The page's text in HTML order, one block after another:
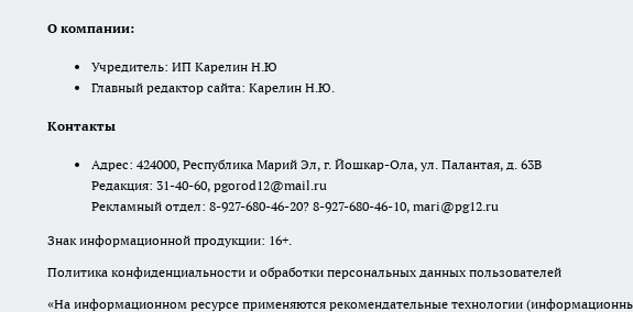
О компании:
Учредитель: ИП Карелин Н.Ю
Главный редактор сайта: Карелин Н.Ю.
Контакты
Адрес: 424000, Республика Марий Эл, г. Йошкар-Ола, ул. Палантая, д. 63В
Редакция: 31-40-60, pgorod12@mail.ru
Рекламный отдел: 8-927-680-46-20? 8-927-680-46-10, mari@pg12.ru
Знак информационной продукции: 16+.
Политика конфиденциальности и обработки персональных данных пользователей
«На информационном ресурсе применяются рекомендательные технологии